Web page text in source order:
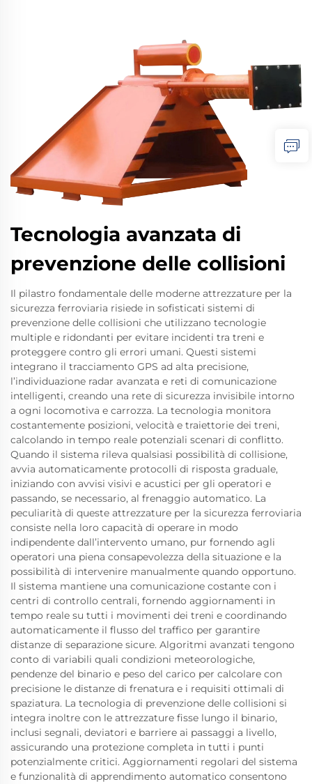
Tecnologia avanzata di
prevenzione delle collisioni
Il pilastro fondamentale delle moderne attrezzature per la
sicurezza ferroviaria risiede in sofisticati sistemi di
prevenzione delle collisioni che utilizzano tecnologie
multiple e ridondanti per evitare incidenti tra treni e
proteggere contro gli errori umani. Questi sistemi
integrano il tracciamento GPS ad alta precisione,
l’individuazione radar avanzata e reti di comunicazione
intelligenti, creando una rete di sicurezza invisibile intorno
a ogni locomotiva e carrozza. La tecnologia monitora
costantemente posizioni, velocità e traiettorie dei treni,
calcolando in tempo reale potenziali scenari di conflitto.
Quando il sistema rileva qualsiasi possibilità di collisione,
avvia automaticamente protocolli di risposta graduale,
iniziando con avvisi visivi e acustici per gli operatori e
passando, se necessario, al frenaggio automatico. La
peculiarità di queste attrezzature per la sicurezza ferroviaria
consiste nella loro capacità di operare in modo
indipendente dall’intervento umano, pur fornendo agli
operatori una piena consapevolezza della situazione e la
possibilità di intervenire manualmente quando opportuno.
Il sistema mantiene una comunicazione costante con i
centri di controllo centrali, fornendo aggiornamenti in
tempo reale su tutti i movimenti dei treni e coordinando
automaticamente il flusso del traffico per garantire
distanze di separazione sicure. Algoritmi avanzati tengono
conto di variabili quali condizioni meteorologiche,
pendenze del binario e peso del carico per calcolare con
precisione le distanze di frenatura e i requisiti ottimali di
spaziatura. La tecnologia di prevenzione delle collisioni si
integra inoltre con le attrezzature fisse lungo il binario,
inclusi segnali, deviatori e barriere ai passaggi a livello,
assicurando una protezione completa in tutti i punti
potenzialmente critici. Aggiornamenti regolari del sistema
e funzionalità di apprendimento automatico consentono